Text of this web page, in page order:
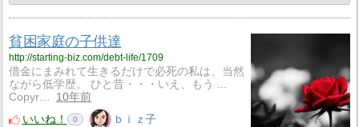
貧困家庭の子供達
http://starting-biz.com/debt-life/1709
借金にまみれて生きるだけで必死の私は、当然
ながら低学歴。 ひと昔・・・いえ、もう ...
Copyr…
10年前
いいね！
0 ｂｉｚ子